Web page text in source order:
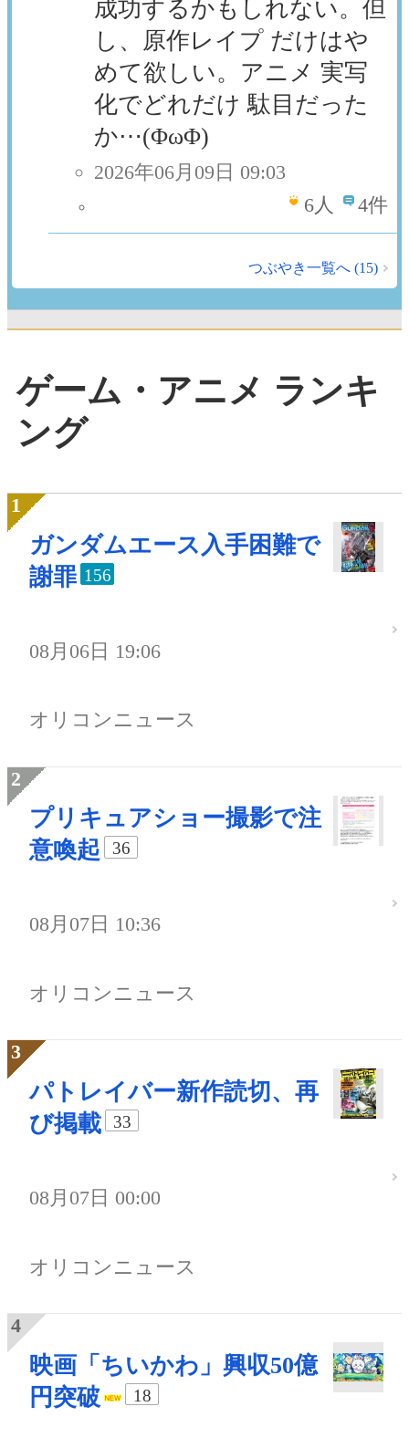
成功するかもしれない。但
し、原作レイプ だけはや
めて欲しい。アニメ 実写
化でどれだけ 駄目だった
か⋯(ΦωΦ)
2026年06月09日 09:03
6人 4件
つぶやき一覧へ (15)
ゲーム・アニメ ランキ
ング
ガンダムエース入手困難で
謝罪 156
08月06日 19:06
オリコンニュース
プリキュアショー撮影で注
意喚起
36
08月07日 10:36
オリコンニュース
パトレイバー新作読切、再
び掲載
33
08月07日 00:00
オリコンニュース
映画「ちいかわ」興収50億
円突破
18